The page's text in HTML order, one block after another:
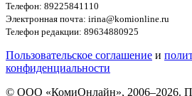
Телефон: 89225841110
Электронная почта: irina@komionline.ru
Телефон редакции: 89634880925
Пользовательское соглашение и
конфиденциальности
© ООО «КомиОнлайн», 2006–2026.